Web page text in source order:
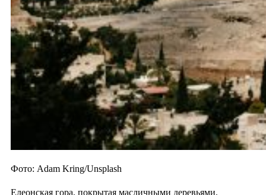
Фото: Adam Kring/Unsplash
Елеонская гора, покрытая масличными деревьями,